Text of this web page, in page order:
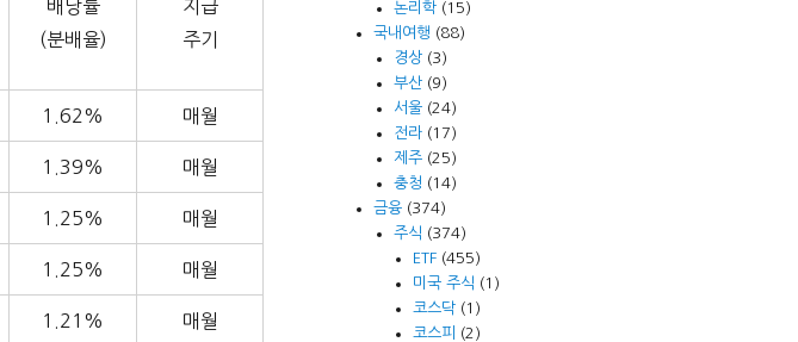
배당률
(분배율)
지급
주기
1.62% 매월
1.39% 매월
1.25% 매월
1.25% 매월
1.21% 매월
논리학(15)
국내여행 (88)
경상(3)
부산(9)
서울(24)
전라(17)
제주(25)
충청 (14)
금융 (374)
주식 (374)
ETF(455)
미국 주식 (1)
코스닥(1)
코스피
(2)